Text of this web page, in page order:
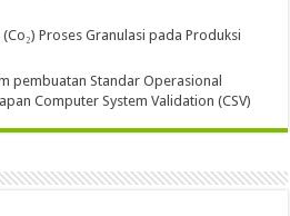
Proses Granulasi pada Produksi
pembuatan Standar Operasional
Computer System Validation (CSV)